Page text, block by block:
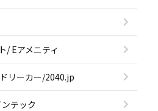
/ Eアメニティ
リーカー/2040.jp
テック